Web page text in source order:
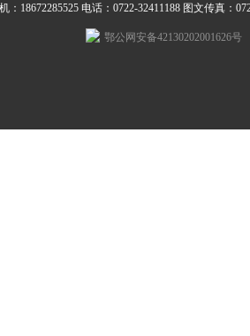
：18672285525 电话：0722-32411188 图文传真：
鄂公网安备42130202001626号